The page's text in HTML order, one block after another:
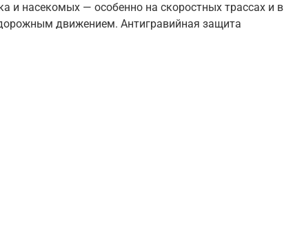
и насекомых — особенно на скоростных трассах и в
движением. Антигравийная защита